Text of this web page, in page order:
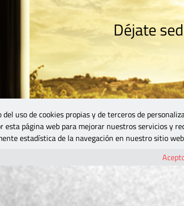
Déjate
uso de cookies propias y de terceros de
esta página web para mejorar nuestros servicios y
estadística de la navegación en nuestro sitio